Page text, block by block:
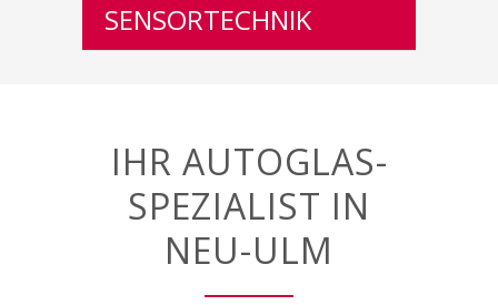
SENSORTECHNIK
IHR AUTOGLAS-
SPEZIALIST IN
NEU-ULM